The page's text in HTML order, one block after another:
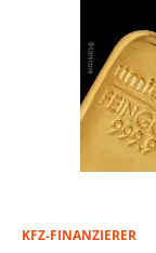
KFZ-FINANZIERER